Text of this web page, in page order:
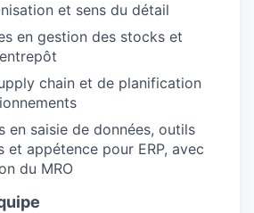
et sens du détail
en gestion des stocks et
chain et de planification
en saisie de données, outils
et appétence pour ERP, avec
du MRO